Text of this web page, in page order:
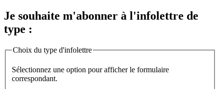
Je souhaite m'abonner à l'infolettre de
type :
Choix du type d'infolettre
Sélectionnez une option pour afficher le formulaire
correspondant.